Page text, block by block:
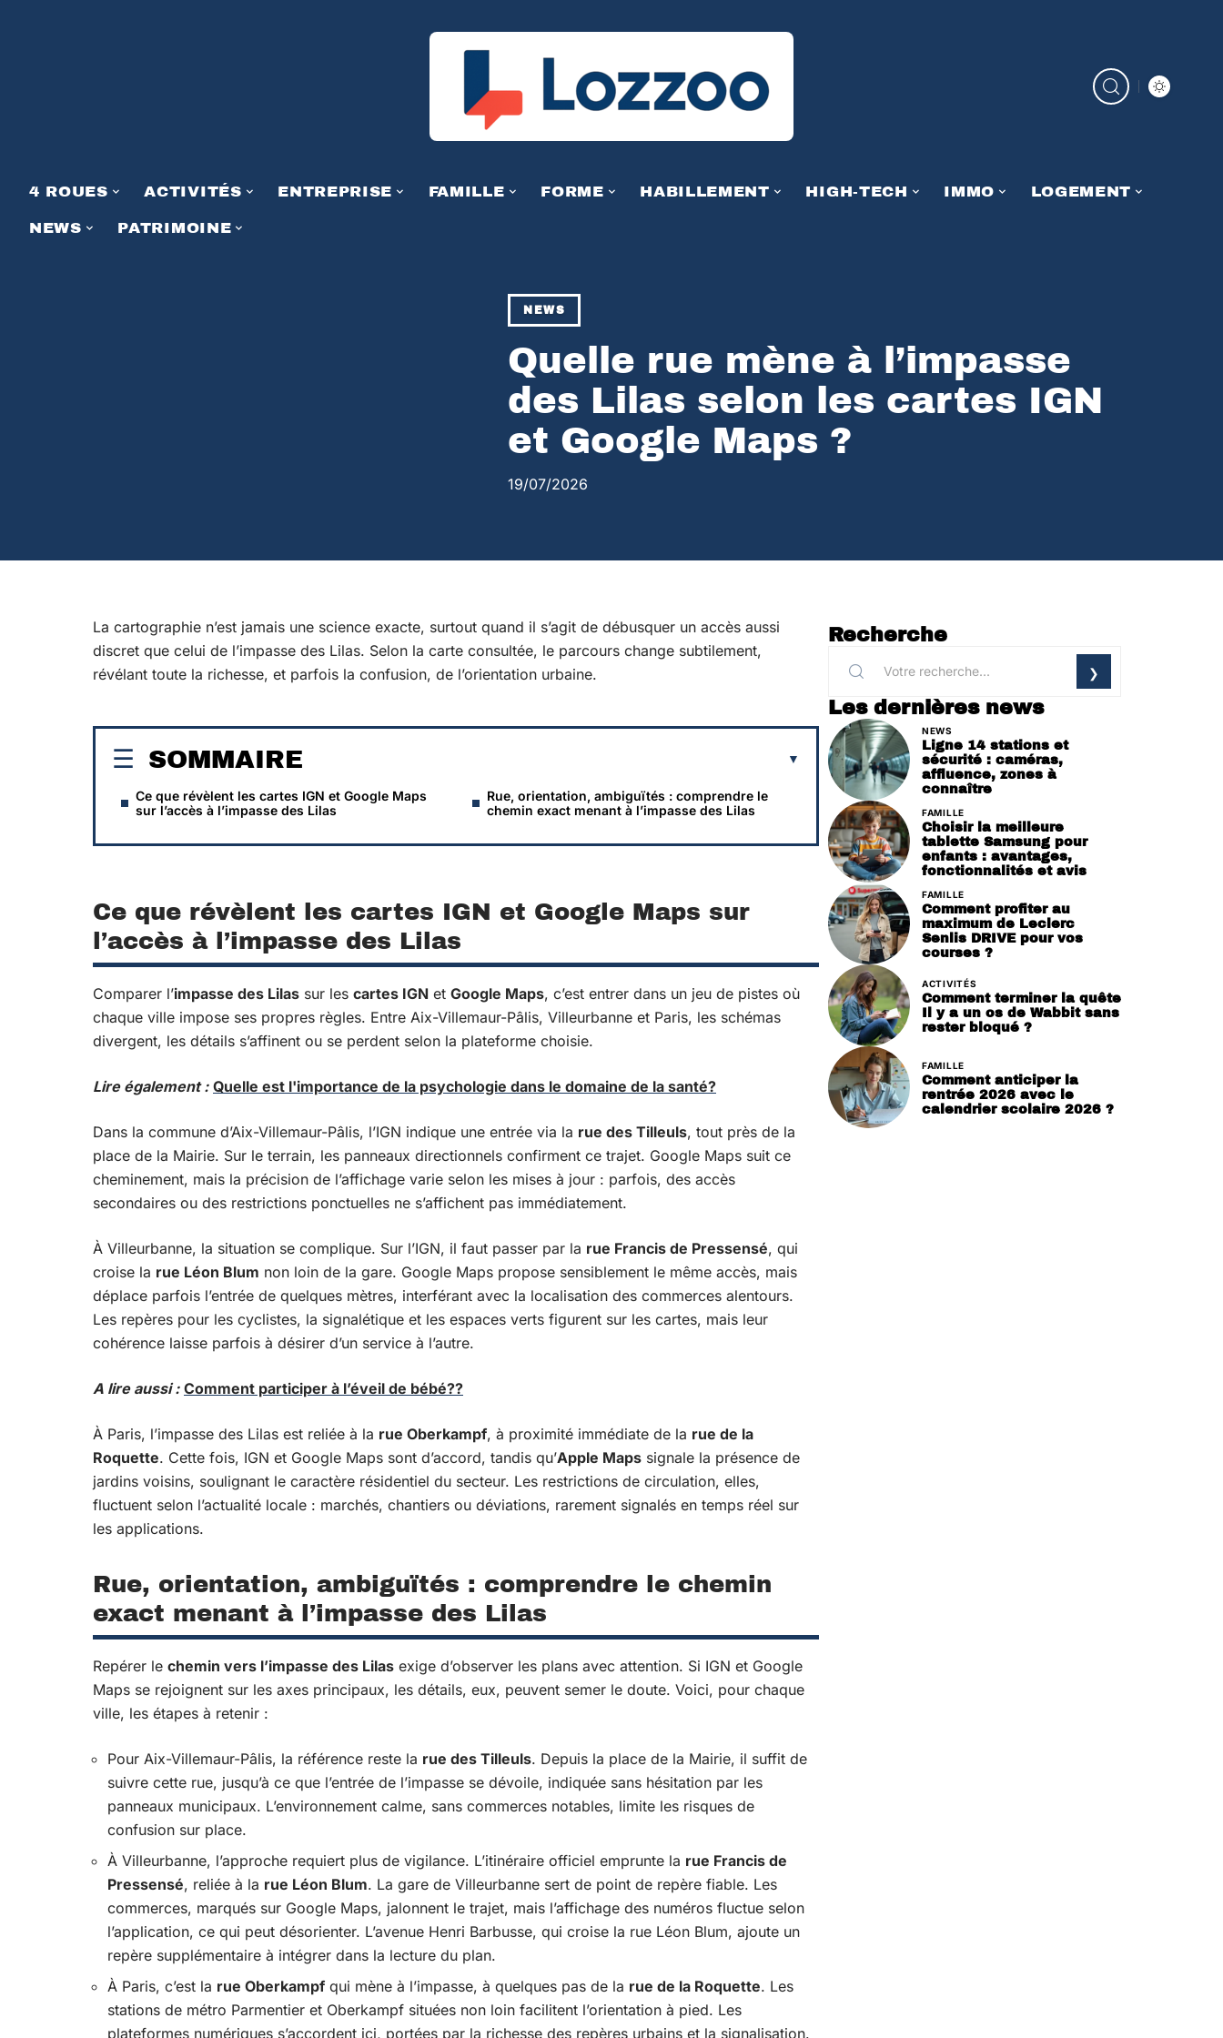
4 ROUES ACTIVITÉS ENTREPRISE FAMILLE FORME HABILLEMENT HIGH-TECH IMMO LOGEMENT
NEWS PATRIMOINE
NEWS
Quelle rue mène à l’impasse
des Lilas selon les cartes IGN
et Google Maps ?
19/07/2026
La cartographie n’est jamais une science exacte, surtout quand il s’agit de débusquer un accès aussi
discret que celui de l’impasse des Lilas. Selon la carte consultée, le parcours change subtilement,
révélant toute la richesse, et parfois la confusion, de l’orientation urbaine.
SOMMAIRE
Ce que révèlent les cartes IGN et Google Maps
sur l’accès à l’impasse des Lilas
Rue, orientation, ambiguïtés : comprendre le
chemin exact menant à l’impasse des Lilas
Ce que révèlent les cartes IGN et Google Maps sur
l’accès à l’impasse des Lilas
Comparer l’impasse des Lilas sur les cartes IGN et Google Maps, c’est entrer dans un jeu de pistes où
chaque ville impose ses propres règles. Entre Aix-Villemaur-Pâlis, Villeurbanne et Paris, les schémas
divergent, les détails s’affinent ou se perdent selon la plateforme choisie.
Lire également : Quelle est l'importance de la psychologie dans le domaine de la santé?
Dans la commune d’Aix-Villemaur-Pâlis, l’IGN indique une entrée via la rue des Tilleuls, tout près de la
place de la Mairie. Sur le terrain, les panneaux directionnels confirment ce trajet. Google Maps suit ce
cheminement, mais la précision de l’affichage varie selon les mises à jour : parfois, des accès
secondaires ou des restrictions ponctuelles ne s’affichent pas immédiatement.
À Villeurbanne, la situation se complique. Sur l’IGN, il faut passer par la rue Francis de Pressensé, qui
croise la rue Léon Blum non loin de la gare. Google Maps propose sensiblement le même accès, mais
déplace parfois l’entrée de quelques mètres, interférant avec la localisation des commerces alentours.
Les repères pour les cyclistes, la signalétique et les espaces verts figurent sur les cartes, mais leur
cohérence laisse parfois à désirer d’un service à l’autre.
A lire aussi : Comment participer à l’éveil de bébé??
À Paris, l’impasse des Lilas est reliée à la rue Oberkampf, à proximité immédiate de la rue de la
Roquette. Cette fois, IGN et Google Maps sont d’accord, tandis qu’Apple Maps signale la présence de
jardins voisins, soulignant le caractère résidentiel du secteur. Les restrictions de circulation, elles,
fluctuent selon l’actualité locale : marchés, chantiers ou déviations, rarement signalés en temps réel sur
les applications.
Rue, orientation, ambiguïtés : comprendre le chemin
exact menant à l’impasse des Lilas
Repérer le chemin vers l’impasse des Lilas exige d’observer les plans avec attention. Si IGN et Google
Maps se rejoignent sur les axes principaux, les détails, eux, peuvent semer le doute. Voici, pour chaque
ville, les étapes à retenir :
Pour Aix-Villemaur-Pâlis, la référence reste la rue des Tilleuls. Depuis la place de la Mairie, il suffit de
suivre cette rue, jusqu’à ce que l’entrée de l’impasse se dévoile, indiquée sans hésitation par les
panneaux municipaux. L’environnement calme, sans commerces notables, limite les risques de
confusion sur place.
À Villeurbanne, l’approche requiert plus de vigilance. L’itinéraire officiel emprunte la rue Francis de
Pressensé, reliée à la rue Léon Blum. La gare de Villeurbanne sert de point de repère fiable. Les
commerces, marqués sur Google Maps, jalonnent le trajet, mais l’affichage des numéros fluctue selon
l’application, ce qui peut désorienter. L’avenue Henri Barbusse, qui croise la rue Léon Blum, ajoute un
repère supplémentaire à intégrer dans la lecture du plan.
À Paris, c’est la rue Oberkampf qui mène à l’impasse, à quelques pas de la rue de la Roquette. Les
stations de métro Parmentier et Oberkampf situées non loin facilitent l’orientation à pied. Les
plateformes numériques s’accordent ici, portées par la richesse des repères urbains et la signalisation.
Recherche
Les dernières news
NEWS
Ligne 14 stations et
sécurité : caméras,
affluence, zones à
connaître
FAMILLE
Choisir la meilleure
tablette Samsung pour
enfants : avantages,
fonctionnalités et avis
FAMILLE
Comment profiter au
maximum de Leclerc
Senlis DRIVE pour vos
courses ?
ACTIVITÉS
Comment terminer la quête
Il y a un os de Wabbit sans
rester bloqué ?
FAMILLE
Comment anticiper la
rentrée 2026 avec le
calendrier scolaire 2026 ?